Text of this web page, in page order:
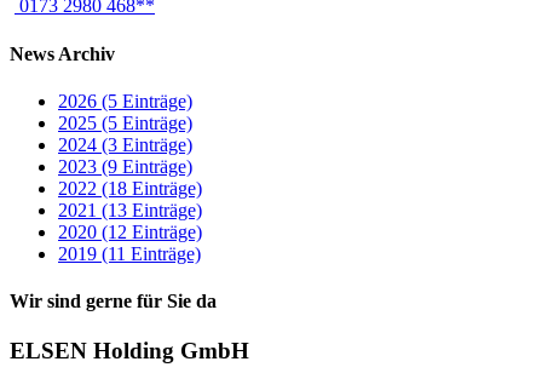
0173 2980 468**
News Archiv
2026 (5 Einträge)
2025 (5 Einträge)
2024 (3 Einträge)
2023 (9 Einträge)
2022 (18 Einträge)
2021 (13 Einträge)
2020 (12 Einträge)
2019 (11 Einträge)
Wir sind gerne für Sie da
ELSEN Holding GmbH